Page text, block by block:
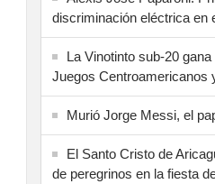
discriminación eléctrica en
La Vinotinto sub-20
Juegos Centroamericanos
Murió Jorge Messi, el
El Santo Cristo de
de peregrinos en la fiesta